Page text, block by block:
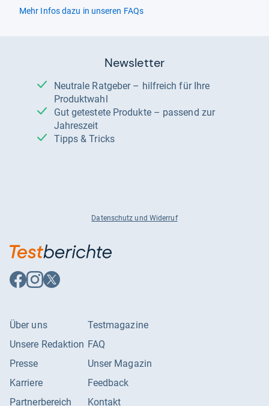
Mehr Infos dazu in unseren FAQs
Newsletter
Neutrale Ratgeber – hilfreich für Ihre
Produktwahl
Gut getestete Produkte – passend zur
Jahreszeit
Tipps & Tricks
Datenschutz und Widerruf
Auf
Facebook
Auf
Instagram
Auf
X
Über uns
Unsere Redaktion
Presse
Karriere
Partnerbereich
Testmagazine
FAQ
Unser Magazin
Feedback
Kontakt